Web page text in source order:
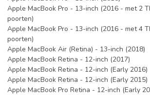
Apple MacBook Pro - 13-inch (2016 - met 2
poorten)
Apple MacBook Pro - 13-inch (2016 - met 4
poorten)
Apple MacBook Air (Retina) - 13-inch (2018)
Apple MacBook Retina - 12-inch (2017)
Apple MacBook Retina - 12-inch (Early 2016)
Apple MacBook Retina - 12-inch (Early 2015)
Apple MacBook Pro Retina - 12-inch (Early